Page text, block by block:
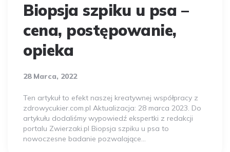
Biopsja szpiku u psa –
cena, postępowanie,
opieka
28 Marca, 2022
Ten artykuł to efekt naszej kreatywnej współpracy z
zdrowycukier.com.pl Aktualizacja: 28 marca 2023. Do
artykułu dodaliśmy wypowiedź ekspertki z redakcji
portalu Zwierzaki.pl Biopsja szpiku u psa to
nowoczesne badanie pozwalające…